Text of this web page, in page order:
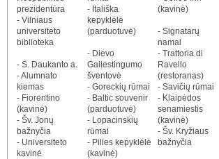
prezidentūra
- Vilniaus
universiteto
biblioteka
- S. Daukanto a.
- Alumnato
kiemas
- Fiorentino
(kavinė)
- Šv. Jonų
bažnyčia
- Universiteto
kavinė
- Itališka
kepyklėlė
(parduotuvė)
- Dievo
Gailestingumo
šventovė
- Goreckių rūmai
- Baltic souvenir
(parduotuvė)
- Lopacinskių
rūmai
- Pilies kepyklėlė
(kavinė)
(kavinė)
- Signatarų
namai
- Trattoria di
Ravello
(restoranas)
- Savičių rūmai
- Klaipėdos
senamiestis
(kavinė)
- Šv. Kryžiaus
bažnyčia